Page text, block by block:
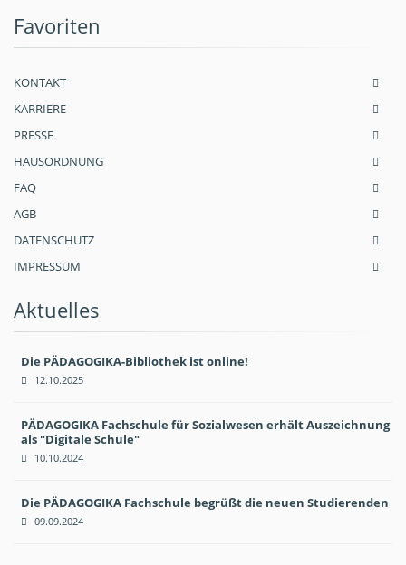
Favoriten
KONTAKT
KARRIERE
PRESSE
HAUSORDNUNG
FAQ
AGB
DATENSCHUTZ
IMPRESSUM
Aktuelles
Die PÄDAGOGIKA-Bibliothek ist online!
12.10.2025
PÄDAGOGIKA Fachschule für Sozialwesen erhält Auszeichnung
als "Digitale Schule"
10.10.2024
Die PÄDAGOGIKA Fachschule begrüßt die neuen Studierenden
09.09.2024